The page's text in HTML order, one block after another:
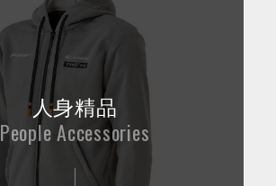
人身精品
People Accessories